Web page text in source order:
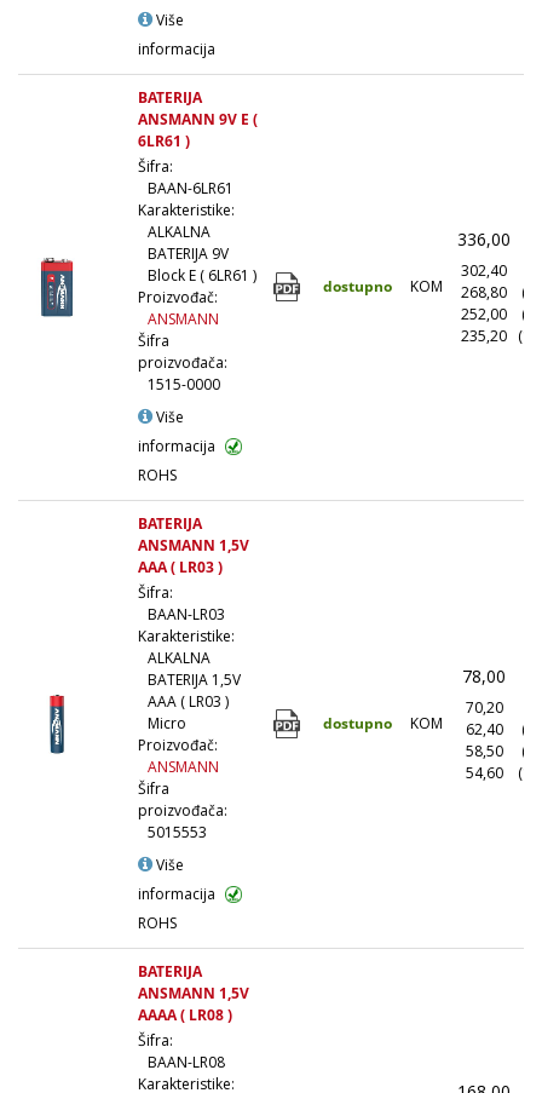
Više
informacija
BATERIJA
ANSMANN 9V E (
6LR61 )
Šifra:
BAAN-6LR61
Karakteristike:
ALKALNA
BATERIJA 9V
Block E ( 6LR61 )
Proizvođač:
ANSMANN
Šifra
proizvođača:
1515-0000
Više
informacija
ROHS
dostupno KOM
336,00
302,40
268,80
252,00
235,20
BATERIJA
ANSMANN 1,5V
AAA ( LR03 )
Šifra:
BAAN-LR03
Karakteristike:
ALKALNA
BATERIJA 1,5V
AAA ( LR03 )
Micro
Proizvođač:
ANSMANN
Šifra
proizvođača:
5015553
Više
informacija
ROHS
dostupno KOM
78,00
70,20
62,40
58,50
54,60
BATERIJA
ANSMANN 1,5V
AAAA ( LR08 )
Šifra:
BAAN-LR08
Karakteristike: